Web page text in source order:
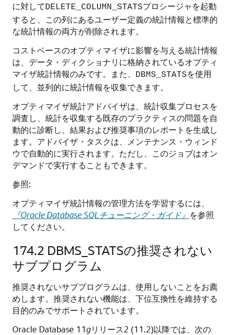
に対してDELETE_COLUMN_STATSプロシージャを起動
すると、この列にあるユーザー定義の統計情報と標準的
な統計情報の両方が削除されます。
コストベースのオプティマイザに影響を与える統計情報
は、データ・ディクショナリに格納されているオプティ
マイザ統計情報のみです。また、
DBMS_STATSを使用
して、並列的に統計情報を収集できます。
オプティマイザ統計アドバイザは、統計収集プロセスを
調査し、統計を収集する既存のプラクティスの問題を自
動的に診断し、結果および推奨事項のレポートを生成し
ます。アドバイザ・タスクは、メンテナンス・ウィンド
ウで自動的に実行されます。ただし、このジョブはオン
デマンドで実行することもできます。
参照:
オプティマイザ統計情報の管理方法を学習するには、
『Oracle Database SQLチューニング・ガイド』 を参照
してください。
174.2 DBMS_STATSの推奨されない
サブプログラム
推奨されないサブプログラムは、使用しないことをお薦
めします。推奨されない機能は、下位互換性を維持する
目的のみでサポートされています。
Oracle Database 11gリリース2 (11.2)以降では、次の